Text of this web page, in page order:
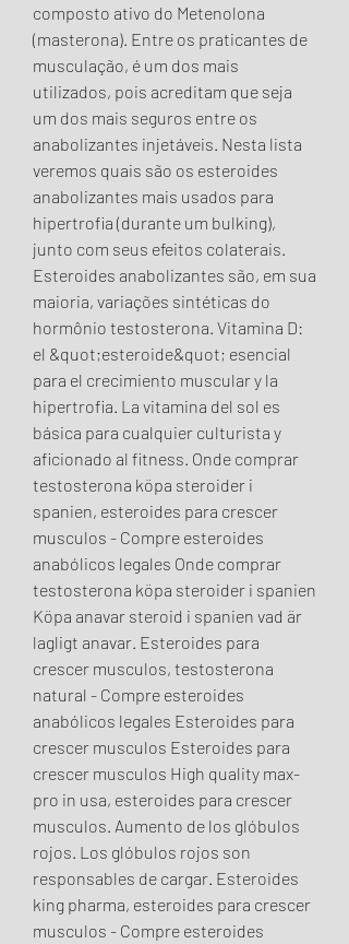
composto ativo do Metenolona
(masterona). Entre os praticantes de
musculação, é um dos mais
utilizados, pois acreditam que seja
um dos mais seguros entre os
anabolizantes injetáveis. Nesta lista
veremos quais são os esteroides
anabolizantes mais usados para
hipertrofia (durante um bulking),
junto com seus efeitos colaterais.
Esteroides anabolizantes são, em sua
maioria, variações sintéticas do
hormônio testosterona. Vitamina D:
el &quot;esteroide&quot; esencial
para el crecimiento muscular y la
hipertrofia. La vitamina del sol es
básica para cualquier culturista y
aficionado al fitness. Onde comprar
testosterona köpa steroider i
spanien, esteroides para crescer
musculos - Compre esteroides
anabólicos legales Onde comprar
testosterona köpa steroider i spanien
Köpa anavar steroid i spanien vad är
lagligt anavar. Esteroides para
crescer musculos, testosterona
natural - Compre esteroides
anabólicos legales Esteroides para
crescer musculos Esteroides para
crescer musculos High quality max-
pro in usa, esteroides para crescer
musculos. Aumento de los glóbulos
rojos. Los glóbulos rojos son
responsables de cargar. Esteroides
king pharma, esteroides para crescer
musculos - Compre esteroides